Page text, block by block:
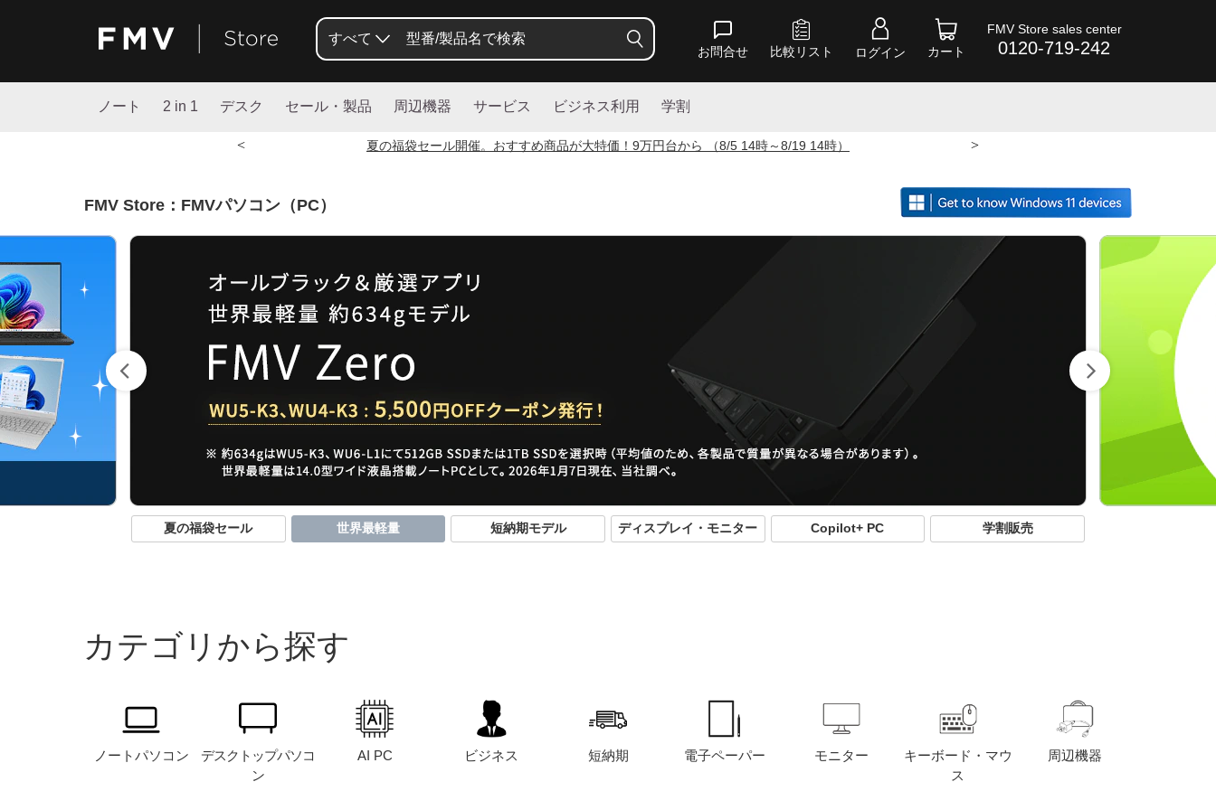
すべて
お問合せ 比較リスト ログイン カート
FMV Store sales center
0120-719-242
ノート 2 in 1 デスク セール・製品 周辺機器 サービス ビジネス利用 学割
夏の福袋セール開催。おすすめ商品が大特価！ 9万円台から （8/5 14時～8/19 14時）
< >
FMV Store：FMVパソコン（PC）
夏の福袋セール 世界最軽量 短納期モデル ディスプレイ・モニター Copilot+ PC 学割販売
カテゴリから探す
ノートパソコン デスクトップパソコ
ン
AI PC ビジネス 短納期 電子ペーパー モニター
キーボード・マウ
ス
周辺機器